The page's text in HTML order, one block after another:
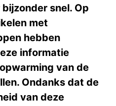
snel. Op
met
hebben
informatie
van de
Ondanks dat de
van deze